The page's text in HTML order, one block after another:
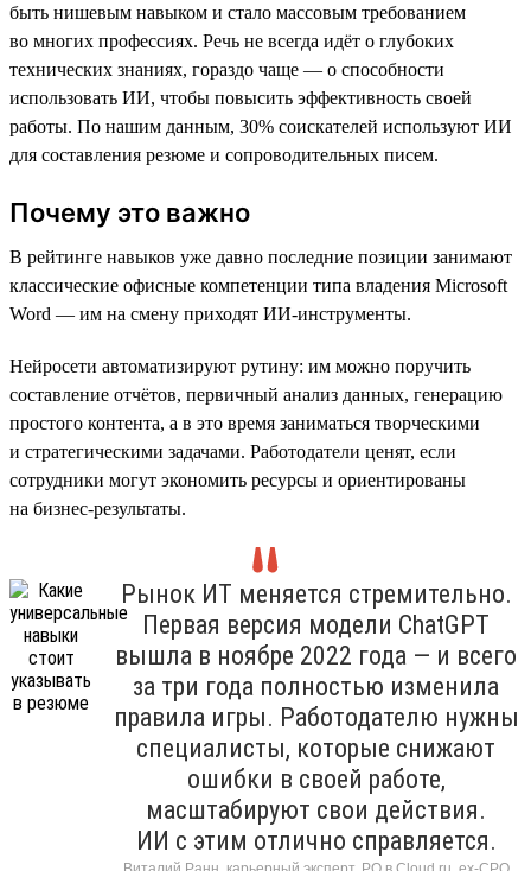
быть нишевым навыком и стало массовым требованием
во многих профессиях. Речь не всегда идёт о глубоких
технических знаниях, гораздо чаще — о способности
использовать ИИ, чтобы повысить эффективность своей
работы. По нашим данным, 30% соискателей используют ИИ
для составления резюме и сопроводительных писем.
Почему это важно
В рейтинге навыков уже давно последние позиции занимают
классические офисные компетенции типа владения Microsoft
Word — им на смену приходят ИИ-инструменты.
Нейросети автоматизируют рутину: им можно поручить
составление отчётов, первичный анализ данных, генерацию
простого контента, а в это время заниматься творческими
и стратегическими задачами. Работодатели ценят, если
сотрудники могут экономить ресурсы и ориентированы
на бизнес-результаты.
Рынок ИТ меняется стремительно.
Первая версия модели ChatGPT
вышла в ноябре 2022 года — и всего
за три года полностью изменила
правила игры. Работодателю нужны
специалисты, которые снижают
ошибки в своей работе,
масштабируют свои действия.
ИИ с этим отлично справляется.